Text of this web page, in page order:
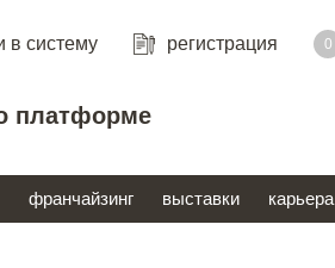
в систему регистрация 0
платформе
франчайзинг выставки карьера